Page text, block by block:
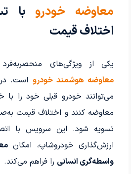
معاوضه خودروبا
اختلاف قیمت
یکی از ویژگی‌های
معاوضه هوشمند خودرواست. در
می‌توانند خودرو قبلی خود را
معاوضه کنند و اختلاف قیمت
تسویه شود. این سرویس با
ارزش‌گذاری خودروشاپ، امکان
واسطه‌گری انسانی را فراهم می‌کند.